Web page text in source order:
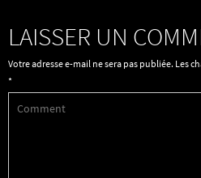
LAISSER UN
Votre adresse e-mail ne sera pas publiée. Les
*